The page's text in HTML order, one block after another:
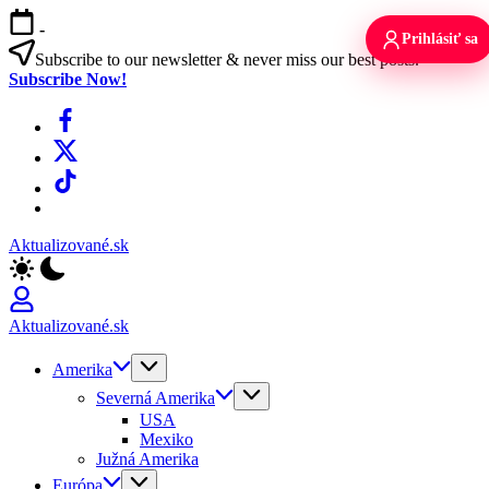
Skip
to
content
-
Subscribe to our newsletter & never miss our best posts.
Subscribe Now!
Facebook
X
TikTok
Aktualizované.sk
Aktualizované.sk
Amerika
Severná Amerika
USA
Mexiko
Južná Amerika
Európa
Prihlásiť sa